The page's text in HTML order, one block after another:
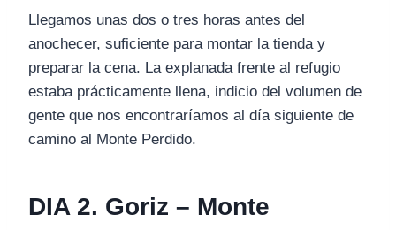
Llegamos unas dos o tres horas antes del
anochecer, suficiente para montar la tienda y
preparar la cena. La explanada frente al refugio
estaba prácticamente llena, indicio del volumen de
gente que nos encontraríamos al día siguiente de
camino al Monte Perdido.
DIA 2. Goriz – Monte